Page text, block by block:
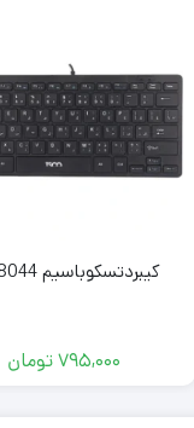
کیبردتسکوباسیم GK-8044
795,000تومان